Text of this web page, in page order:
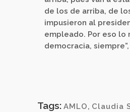
de los de arriba, de
impusieron al
empleado. Por eso lo
democracia,
Tags: AMLO, Claudia